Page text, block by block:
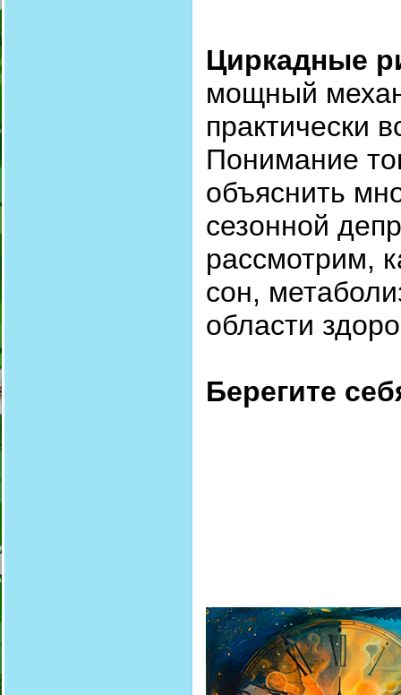
Циркадные
мощный
практически
Понимание
объяснить
сезонной
рассмотрим,
сон,
области
Берегите